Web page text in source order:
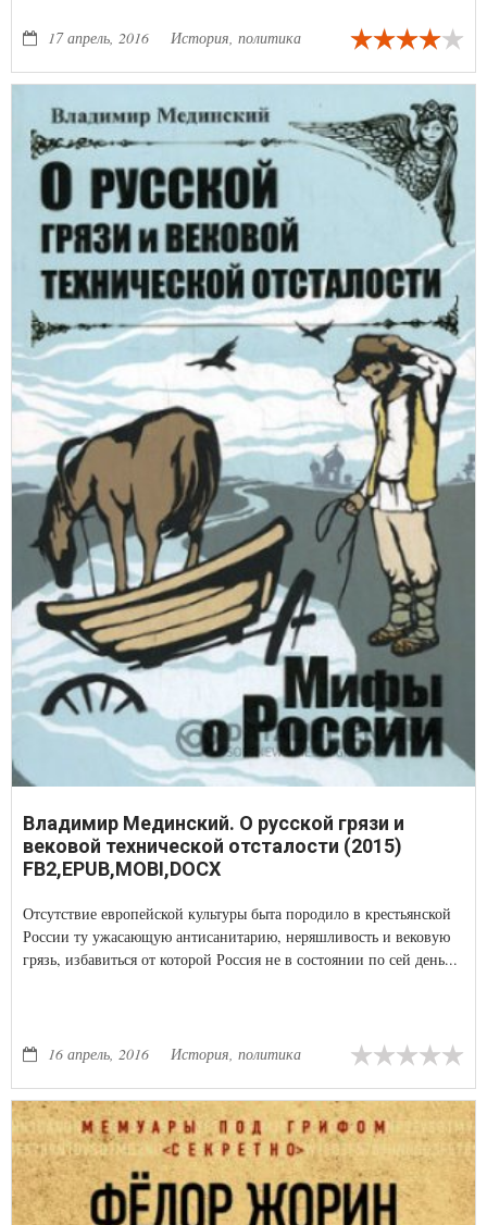
насилие над русской душой.
17 апрель, 2016 История, политика
Владимир Мединский. О русской грязи и
вековой технической отсталости (2015)
FB2,EPUB,MOBI,DOCX
Отсутствие европейской культуры быта породило в крестьянской
России ту ужасающую антисанитарию, неряшливость и вековую
грязь, избавиться от которой Россия не в состоянии по сей день...
16 апрель, 2016 История, политика